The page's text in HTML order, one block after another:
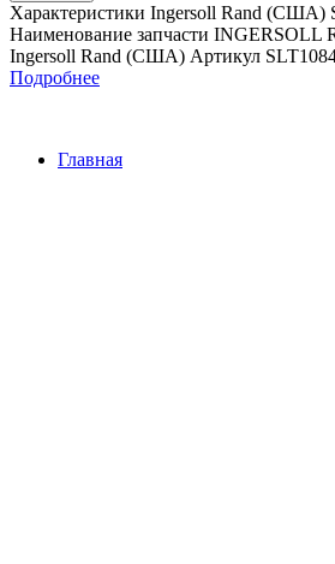
Характеристики Ingersoll Rand (США)
Наименование запчасти INGERSOLL
Ingersoll Rand (США) Артикул
Подробнее
Главная